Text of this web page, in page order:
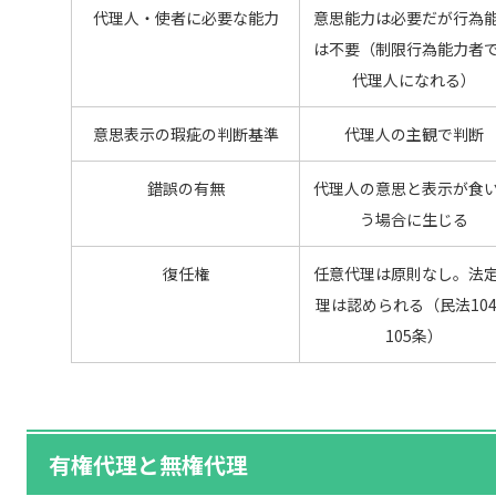
代理人・使者に必要な能力
意思能力は必要だが行為
は不要（制限行為能力者
代理人になれる）
意思表示の瑕疵の判断基準 代理人の主観で判断
錯誤の有無
代理人の意思と表示が食
う場合に生じる
復任権
任意代理は原則なし。法
理は認められる（民法
105条）
有権代理と無権代理